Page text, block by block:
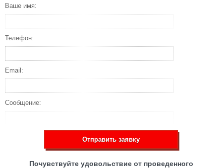
Ваше имя:
Телефон:
Email:
Сообщение:
Отправить заявку
Почувствуйте удовольствие от проведенного